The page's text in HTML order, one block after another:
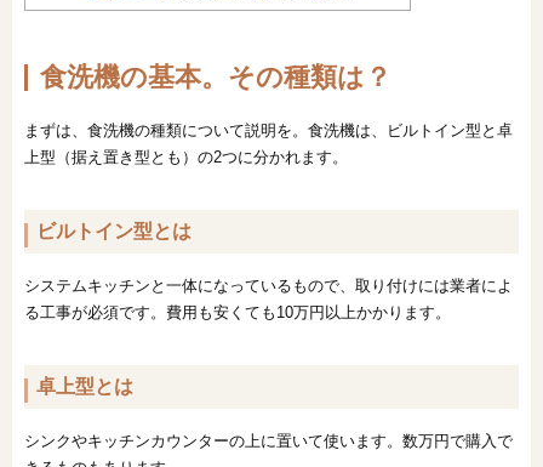
食洗機の基本。その種類は？
まずは、食洗機の種類について説明を。食洗機は、ビルトイン型と卓
上型（据え置き型とも）の2つに分かれます。
ビルトイン型とは
システムキッチンと一体になっているもので、取り付けには業者によ
る工事が必須です。費用も安くても10万円以上かかります。
卓上型とは
シンクやキッチンカウンターの上に置いて使います。数万円で購入で